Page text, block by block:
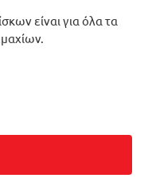
είναι για όλα τα